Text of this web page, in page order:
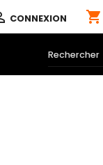
CONNEXION shopping_cart